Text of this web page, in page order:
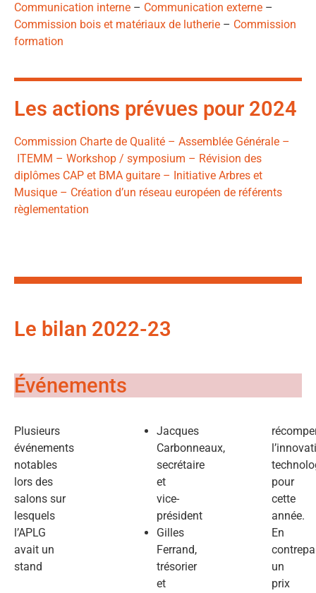
Communication interne – Communication externe –
Commission bois et matériaux de lutherie – Commission
formation
Les actions prévues pour 2024
Commission Charte de Qualité – Assemblée Générale –
ITEMM – Workshop / symposium – Révision des
diplômes CAP et BMA guitare – Initiative Arbres et
Musique – Création d’un réseau européen de référents
règlementation
Le bilan 2022-23
Événements
Plusieurs
événements
notables
lors des
salons sur
lesquels
l’APLG
avait un
stand
Jacques
Carbonneaux,
secrétaire
et
vice-
président
Gilles
Ferrand,
trésorier
et
pour
cette
année.
En
un
prix